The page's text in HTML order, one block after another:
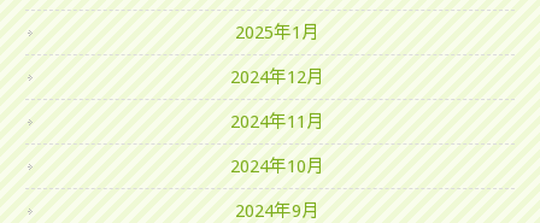
2025年1月
2024年12月
2024年11月
2024年10月
2024年9月